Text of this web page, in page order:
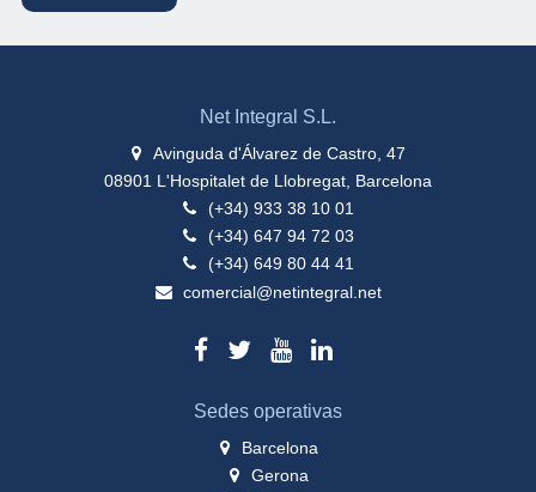
Net Integral S.L.
Avinguda d'Álvarez de Castro, 47
08901 L'Hospitalet de Llobregat, Barcelona
(+34) 933 38 10 01
(+34) 647 94 72 03
(+34) 649 80 44 41
comercial@netintegral.net
Sedes operativas
Barcelona
Gerona